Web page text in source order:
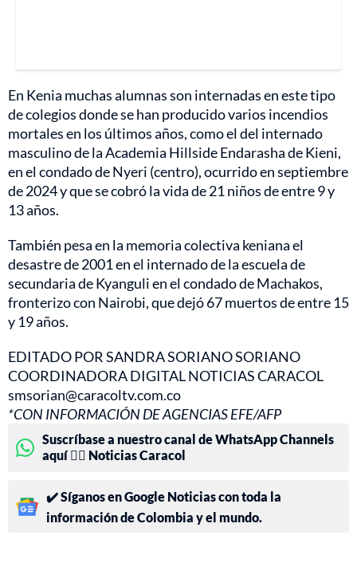
En Kenia muchas alumnas son internadas en este tipo
de colegios donde se han producido varios incendios
mortales en los últimos años, como el del internado
masculino de la Academia Hillside Endarasha de Kieni,
en el condado de Nyeri (centro), ocurrido en septiembre
de 2024 y que se cobró la vida de 21 niños de entre 9 y
13 años.
También pesa en la memoria colectiva keniana el
desastre de 2001 en el internado de la escuela de
secundaria de Kyanguli en el condado de Machakos,
fronterizo con Nairobi, que dejó 67 muertos de entre 15
y 19 años.
EDITADO POR SANDRA SORIANO SORIANO
COORDINADORA DIGITAL NOTICIAS CARACOL
smsorian@caracoltv.com.co
*CON INFORMACIÓN DE AGENCIAS EFE/AFP
Suscríbase a nuestro canal de WhatsApp Channels
aquí 👉🏻 Noticias Caracol
✔️ Síganos en Google Noticias con toda la
información de Colombia y el mundo.